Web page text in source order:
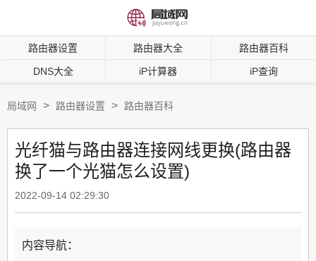
路由器设置 路由器大全 路由器百科
DNS大全 iP计算器 iP查询
局域网 > 路由器设置 > 路由器百科
光纤猫与路由器连接网线更换(路由器
换了一个光猫怎么设置)
2022-09-14 02:29:30
内容导航：